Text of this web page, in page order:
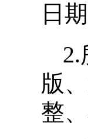
日
2.
版
整